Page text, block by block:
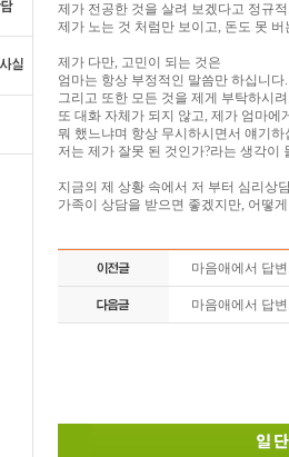
제가 전공한 것을 살려 보겠다고 정규
제가 노는 것 처럼만 보이고, 돈도 못
제가 다만, 고민이 되는 것은
엄마는 항상 부정적인 말씀만 하십니
그리고 또한 모든 것을 제게 부탁하시
또 대화 자체가 되지 않고, 제가 엄마
뭐 했느냐며 항상 무시하시면서 얘기
저는 제가 잘못 된 것인가?라는 생각
지금의 제 상황 속에서 저 부터 심리상
가족이 상담을 받으면 좋겠지만, 어떻
마음애에서 답
마음애에서 답